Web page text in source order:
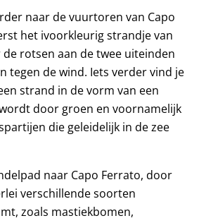
naar de vuurtoren van Capo
het ivoorkleurig strandje van
rotsen aan de twee uiteinden
tegen de wind. Iets verder vind je
strand in de vorm van een
door groen en voornamelijk
die geleidelijk in de zee
naar Capo Ferrato, door
verschillende soorten
zoals mastiekbomen,